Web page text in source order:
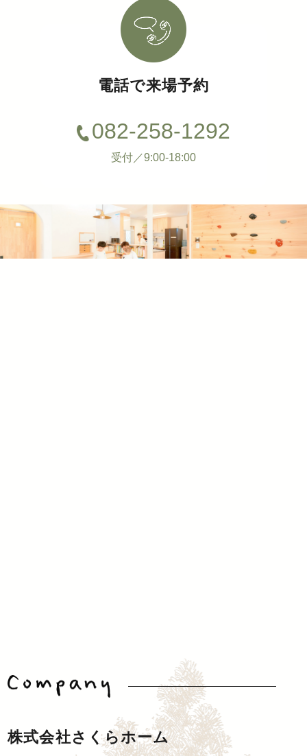
電話で来場予約
082-258-1292
受付／9:00-18:00
株式会社さくらホーム